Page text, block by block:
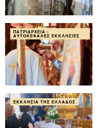
ΠΑΤΡΙΑΡΧΕΊΑ -
ΑΥΤΟΚΈΦΑΛΕΣ ΕΚΚΛΗΣΊΕΣ
ΕΚΚΛΗΣΊΑ ΤΗΣ ΕΛΛΆΔΟΣ